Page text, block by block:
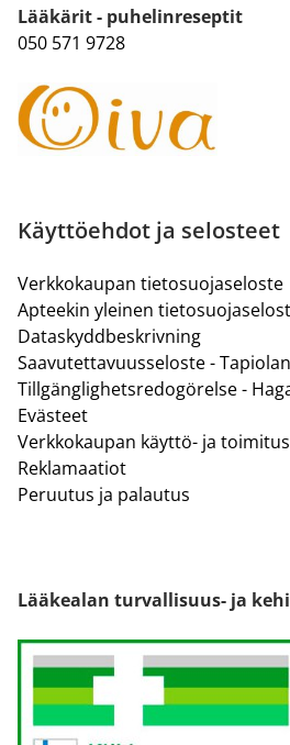
Lääkärit - puhelinreseptit
050 571 9728
Käyttöehdot ja selosteet
Verkkokaupan tietosuojaseloste
Apteekin yleinen
Dataskyddbeskrivning
Saavutettavuusseloste -
Tillgänglighetsredogörelse -
Evästeet
Verkkokaupan käyttö- ja
Reklamaatiot
Peruutus ja palautus
Lääkealan turvallisuus- ja